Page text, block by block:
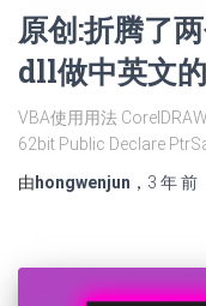
原创:折腾了
dll做中英文
VBA使用用法
62bit Public Declare
由 hongwenjun ， 3 年前